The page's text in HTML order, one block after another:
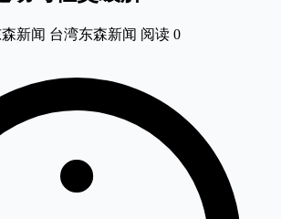
新闻 台湾东森新闻 阅读 0